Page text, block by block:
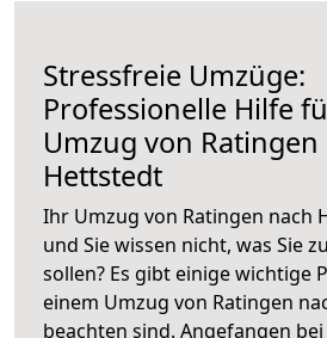
Stressfreie Umzüge:
Professionelle Hilfe
Umzug von Ratingen
Hettstedt
Ihr Umzug von Ratingen nach
und Sie wissen nicht, was Sie
sollen? Es gibt einige wichtige
einem Umzug von Ratingen
beachten sind. Angefangen